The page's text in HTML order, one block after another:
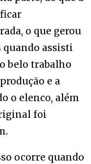
o que gerou
quando assisti
belo trabalho
e a
o elenco, além
foi
ocorre quando